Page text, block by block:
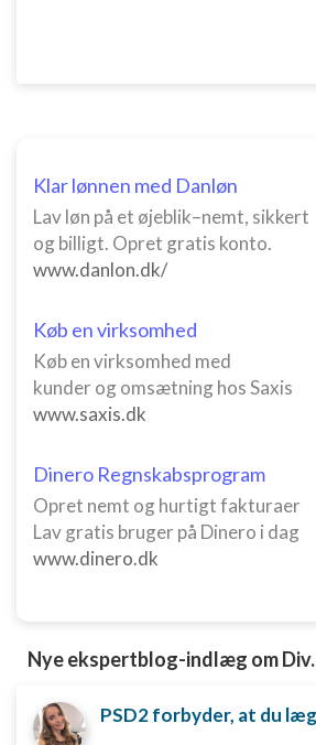
Klar lønnen med Danløn
Lav løn på et øjeblik–nemt, sikkert
og billigt. Opret gratis konto.
www.danlon.dk/
Køb en virksomhed
Køb en virksomhed med
kunder og omsætning hos Saxis
www.saxis.dk
Dinero Regnskabsprogram
Opret nemt og hurtigt fakturaer
Lav gratis bruger på Dinero i dag
www.dinero.dk
Nye ekspertblog-indlæg om Div.